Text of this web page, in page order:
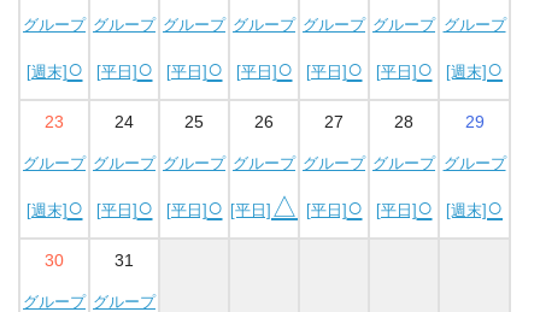
グループ
[週末] ○
グループ
[平日] ○
グループ
[平日] ○
グループ
[平日] ○
グループ
[平日] ○
グループ
[平日] ○
グループ
[週末] ○
23
グループ
[週末] ○
24
グループ
[平日] ○
25
グループ
[平日] ○
26
グループ
[平日] △
27
グループ
[平日] ○
28
グループ
[平日] ○
29
グループ
[週末] ○
30
グループ
31
グループ